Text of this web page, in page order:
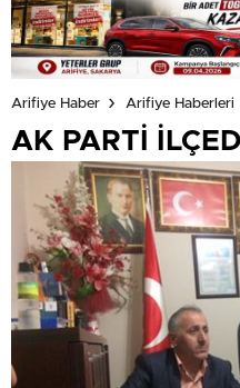
Arifiye Haber Arifiye Haberleri
AK PARTİ